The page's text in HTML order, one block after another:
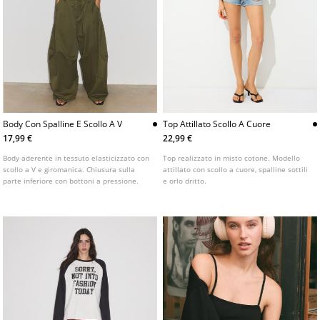
Body Con Spalline E Scollo A V
17,99 €
Body aderente in tessuto elasticizzato con
scollo a V e giromanica. Chiusura sulla
parte inferiore con bottoni a pressione.
Top Attillato Scollo A Cuore
22,99 €
Top realizzato in misto cotone. Modello
attillato con scollo a cuore, spalline sottili
e orlo dritto.